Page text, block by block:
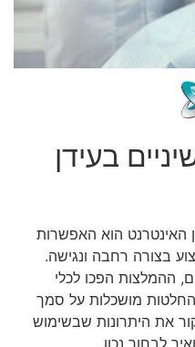
בעידן
האינטרנט הוא האפשרות
בצורה רחבה ונגישה.
ההמלצות הפכו לכלי
מושכלות על סמך
את היתרונות שבשימוש
לבחור נכון.